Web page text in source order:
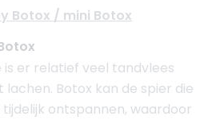
Botox / mini Botox
is er relatief veel tandvlees
Botox kan de spier die
ontspannen, waardoor